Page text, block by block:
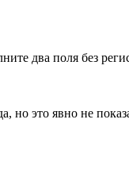
два поля без
но это явно не